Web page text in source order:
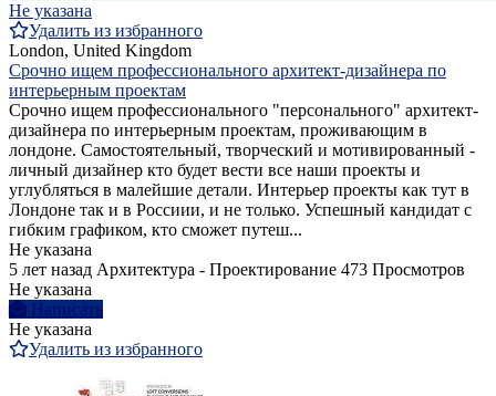
Не указана
Удалить из избранного
London, United Kingdom
Срочно ищем профессионального архитект-дизайнера по
интерьерным проектам
Срочно ищем профессионального "персонального" архитект-
дизайнера по интерьерным проектам, проживающим в
лондоне. Самостоятельный, творческий и мотивированный -
личный дизайнер кто будет вести все наши проекты и
углубляться в малейшие детали. Интерьер проекты как тут в
Лондоне так и в Россиии, и не только. Успешный кандидат с
гибким графиком, кто сможет путеш...
Не указана
5 лет назад Архитектура - Проектирование 473 Просмотров
Не указана
Написать
Не указана
Удалить из избранного